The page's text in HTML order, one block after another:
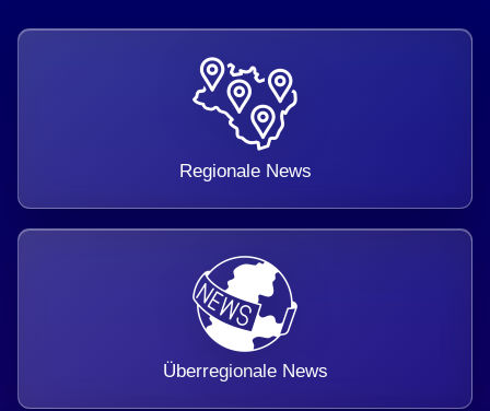
Regionale News
Überregionale News